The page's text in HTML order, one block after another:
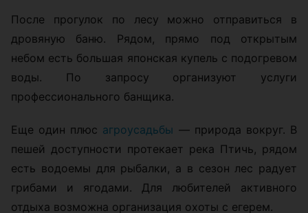
После прогулок по лесу можно отправиться в
дровяную баню. Рядом, прямо под открытым
небом есть большая японская купель с подогревом
воды. По запросу организуют услуги
профессионального банщика.
Еще один плюс агроусадьбы — природа вокруг. В
пешей доступности протекает река Птичь, рядом
есть водоемы для рыбалки, а в сезон лес радует
грибами и ягодами. Для любителей активного
отдыха возможна организация охоты с егерем.